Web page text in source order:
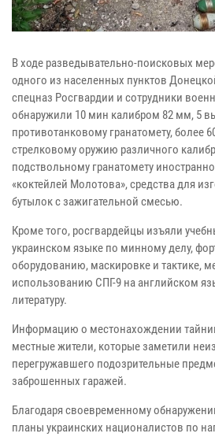
В ходе разведывательно-поисковых
одного из населенных пунктов
спецназ Росгвардии и сотрудники
обнаружили 10 мин калибром 82 мм, 5
противотанковому гранатомету, более
стрелковому оружию различного
подствольному гранатомету
«коктейлей Молотова», средства для
бутылок с зажигательной смесью.
Кроме того, росгвардейцы изъяли
украинском языке по минному делу,
оборудованию, маскировке и тактике,
использованию СПГ-9 на английском
литературу.
Информацию о местонахождении
местные жители, которые заметили
перегружавшего подозрительные
заброшенных гаражей.
Благодаря своевременному
планы украинских националистов по